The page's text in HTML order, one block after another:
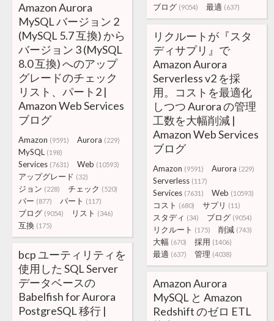
ブログ (9054) 最適 (637)
Amazon Aurora
MySQL バージョン 2
(MySQL 5.7 互換) から
バージョン 3 (MySQL
8.0 互換) へのアップ
グレードのチェック
リスト、パート2 |
Amazon Web Services
ブログ
Amazon (9591) Aurora (229)
MySQL (198)
Services (7631) Web (10593)
アップグレード (32)
ジョン (228) チェック (520)
バー (877) パート (117)
ブログ (9054) リスト (346)
互換 (175)
リクルートが『スタ
ディサプリ』で
Amazon Aurora
Serverless v2 を採
用。コストを最適化
しつつ Aurora の管理
工数を大幅削減 |
Amazon Web Services
ブログ
Amazon (9591) Aurora (229)
Serverless (117)
Services (7631) Web (10593)
コスト (680) サプリ (11)
スタディ (34) ブログ (9054)
リクルート (175) 削減 (743)
大幅 (670) 採用 (1406)
最適 (637) 管理 (4038)
bcp ユーティリティを
使用した SQL Server
データベースの
Babelfish for Aurora
PostgreSQL 移行 |
Amazon Aurora
MySQL と Amazon
Redshift のゼロ ETL